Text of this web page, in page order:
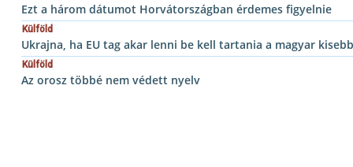
Ezt a három dátumot Horvátországban érdemes figyelnie
Külföld
Ukrajna, ha EU tag akar lenni be kell tartania a magyar
Külföld
Az orosz többé nem védett nyelv